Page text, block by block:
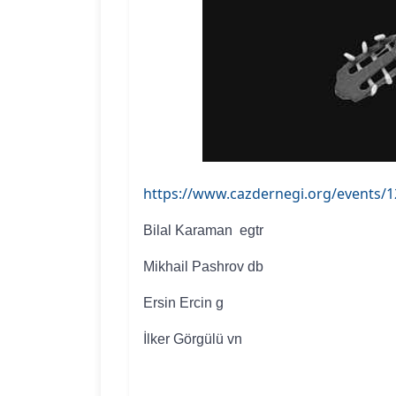
https://www.cazdernegi.org/events/
Bilal Karaman egtr
Mikhail Pashrov db
Ersin Ercin g
İlker Görgülü vn